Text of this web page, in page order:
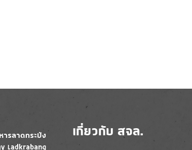
เกี่ยวกับ สจล.